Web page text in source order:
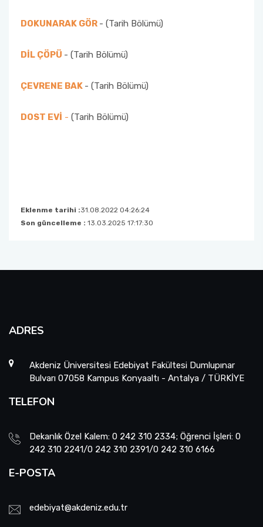
DOKUNARAK GÖR - (Tarih Bölümü)
DİL ÇÖPÜ - (Tarih Bölümü)
ÇEVRENE BAK - (Tarih Bölümü)
DOST EVİ - (Tarih Bölümü)
Eklenme tarihi :31.08.2022 04:26:24
Son güncelleme : 13.03.2025 17:17:30
ADRES
Akdeniz Üniversitesi Edebiyat Fakültesi Dumlupınar
Bulvarı 07058 Kampus Konyaaltı - Antalya / TÜRKİYE
TELEFON
Dekanlık Özel Kalem: 0 242 310 2334; Öğrenci İşleri: 0
242 310 2241/0 242 310 2391/0 242 310 6166
E-POSTA
edebiyat@akdeniz.edu.tr
Sanat Tarihi Bölümü
Sosyoloji Bölümü
Tarih Bölümü
Türk Dili ve Edebiyatı Bölümü
Edebiyat Fakültesi Kazı ve Yüzey Araştırmaları